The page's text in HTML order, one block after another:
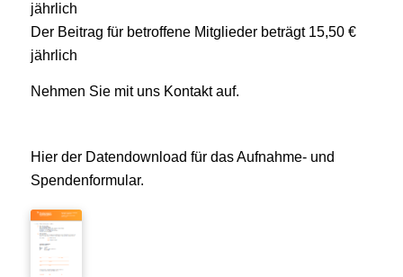
jährlich
Der Beitrag für betroffene Mitglieder beträgt 15,50 €
jährlich
Nehmen Sie mit uns Kontakt auf.
Hier der Datendownload für das Aufnahme- und
Spendenformular.